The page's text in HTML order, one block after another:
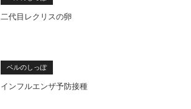
二代目レクリスの卵
ベルのしっぽ
インフルエンザ予防接種